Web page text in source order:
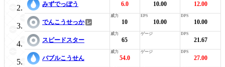
みずでっぽう 6.0 10.00 12.00
でんこうせっか 10 10.00 10.00
スピードスター 65 21.67
バブルこうせん 54.0 27.00